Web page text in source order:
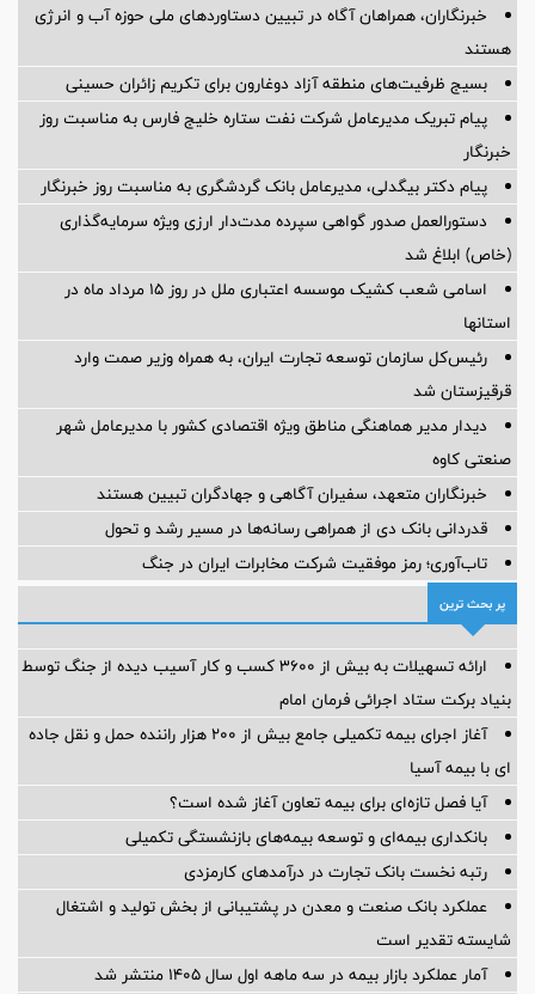
خبرنگاران، همراهان آگاه در تبیین دستاوردهای ملی حوزه آب و انرژی
هستند
بسیج ظرفیت‌های منطقه آزاد دوغارون برای تکریم زائران حسینی
پیام تبریک مدیرعامل شرکت نفت ستاره خلیج فارس به مناسبت روز
خبرنگار
پیام دکتر بیگدلی، مدیرعامل بانک گردشگری به مناسبت روز خبرنگار
دستورالعمل صدور گواهی سپرده مدت‌دار ارزی ویژه سرمایه‌گذاری
(خاص) ابلاغ شد
اسامی شعب کشیک موسسه اعتباری ملل در روز 15 مرداد ماه در
استانها
رئیس‌کل سازمان توسعه تجارت ایران، به همراه وزیر صمت وارد
قرقیزستان شد
دیدار مدیر هماهنگی مناطق ویژه اقتصادی کشور با مدیرعامل شهر
صنعتی کاوه
خبرنگاران متعهد، سفیران آگاهی و جهادگران تبیین هستند
قدردانی بانک دی از همراهی رسانه‌ها در مسیر رشد و تحول
تاب‌آوری؛ رمز موفقیت شرکت مخابرات ایران در جنگ
پر بحث ترین
ارائه تسهیلات به بیش از ۳۶۰۰ کسب و کار آسیب دیده از جنگ توسط
بنیاد برکت ستاد اجرائی فرمان امام
آغاز اجرای بیمه تکمیلی جامع بیش از ۲۰۰ هزار راننده حمل و نقل جاده
ای با بیمه آسیا
آیا فصل تازه‌ای برای بیمه تعاون آغاز شده است؟
بانکداری بیمه‌ای و توسعه بیمه‌های بازنشستگی تکمیلی
رتبه نخست بانک تجارت در درآمدهای کارمزدی
عملکرد بانک صنعت و معدن در پشتیبانی از بخش تولید و اشتغال
شایسته تقدیر است
آمار عملكرد بازار بیمه در سه ماهه اول سال 1405 منتشر شد